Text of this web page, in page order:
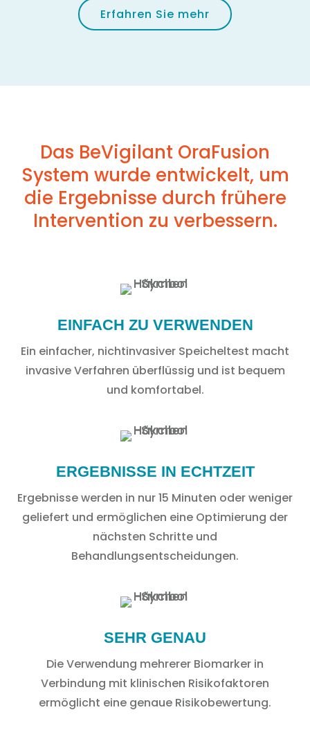
Erfahren Sie mehr
Das BeVigilant OraFusion
System wurde entwickelt, um
die Ergebnisse durch frühere
Intervention zu verbessern.
EINFACH ZU VERWENDEN
Ein einfacher, nichtinvasiver Speicheltest macht
invasive Verfahren überflüssig und ist bequem
und komfortabel.
ERGEBNISSE IN ECHTZEIT
Ergebnisse werden in nur 15 Minuten oder weniger
geliefert und ermöglichen eine Optimierung der
nächsten Schritte und
Behandlungsentscheidungen.
SEHR GENAU
Die Verwendung mehrerer Biomarker in
Verbindung mit klinischen Risikofaktoren
ermöglicht eine genaue Risikobewertung.